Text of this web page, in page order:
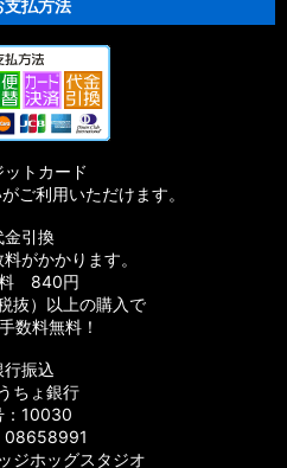
払方法
ットカード
ご利用いただけます。
金引換
がかかります。
840円
抜）以上の購入で
数料無料！
行振込
ちょ銀行
：10030
08658991
ジホッグスタジオ